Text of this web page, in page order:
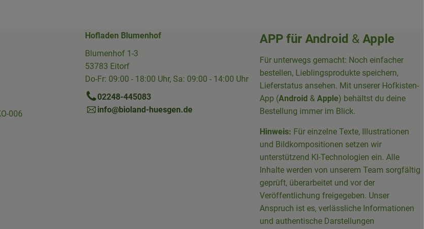
006
www.instagram.com/die.hofkiste/
https://www.facebook.com/p/Die-Hofkiste-Rhein-Sieg-Kreis-100094715007395/
Hofladen Blumenhof
Blumenhof 1-3
53783 Eitorf
Do-Fr: 09:00 - 18:00 Uhr, Sa: 09:00 - 14:00 Uhr
02248-445083
info@bioland-huesgen.de
APP für Android & Apple
Für unterwegs gemacht: Noch einfacher
bestellen, Lieblingsprodukte speichern,
Lieferstatus ansehen. Mit unserer Hofkisten-
App (Android & Apple) behältst du deine
Bestellung immer im Blick.
Hinweis: Für einzelne Texte, Illustrationen
und Bildkompositionen setzen wir
unterstützend KI-Technologien ein. Alle
Inhalte werden von unserem Team sorgfältig
geprüft, überarbeitet und vor der
Veröffentlichung freigegeben. Unser
Anspruch ist es, verlässliche Informationen
und authentische Darstellungen